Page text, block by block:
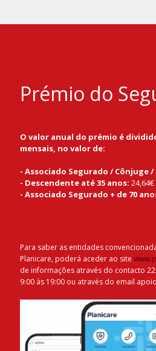
Prémio do
O valor anual do prémio é
mensais, no valor de:
- Associado Segurado / Cônjuge
- Descendente até 35 anos: 24,64€
- Associado Segurado + de 70
Para saber as entidades
Planicare, poderá aceder ao site
de informações através do contacto
9:00 às 19:00 ou através do email